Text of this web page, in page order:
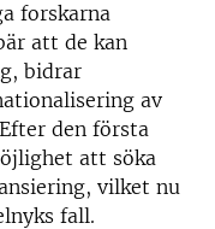
forskarna
att de kan
bidrar
av
den första
att söka
vilket nu
fall.